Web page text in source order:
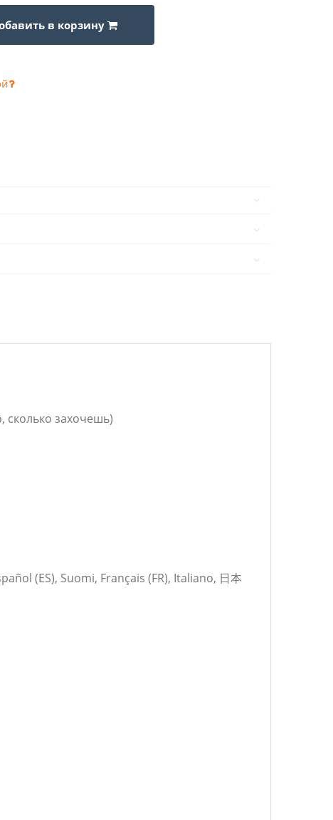
в корзину
сколько захочешь)
(ES), Suomi, Français (FR), Italiano, 日本